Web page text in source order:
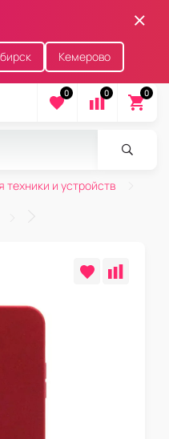
Кемерово
0 0 0
техники и устройств